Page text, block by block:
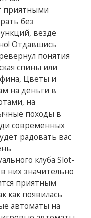
приятными
без
везде
Отдавшись
понятия
спины или
Цветы и
на деньги в
на
походы в
современных
радовать вас
клуба Slot-
них значительно
приятным
как появилась
автоматы на